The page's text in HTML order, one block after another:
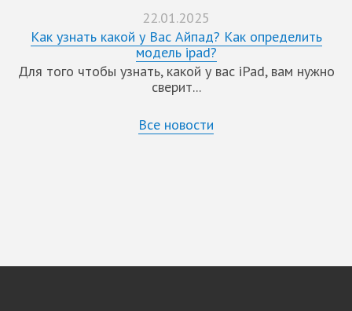
22.01.2025
Как узнать какой у Вас Айпад? Как определить
модель ipad?
Для того чтобы узнать, какой у вас iPad, вам нужно
сверит...
Все новости